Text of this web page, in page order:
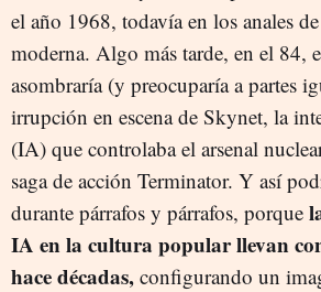
el año 1968, todavía en los anales
moderna. Algo más tarde, en el 84,
asombraría (y preocuparía a partes
irrupción en escena de Skynet, la
(IA) que controlaba el arsenal
saga de acción Terminator. Y así
durante párrafos y párrafos, porque
IA en la cultura popular llevan
hace décadas, configurando un